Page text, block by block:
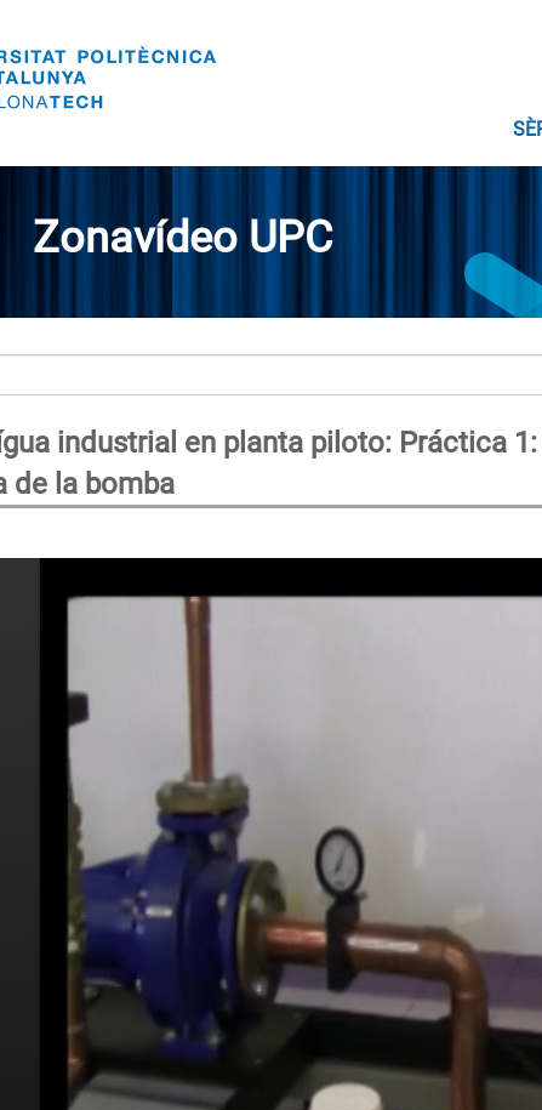
Zonavídeo UPC
industrial en planta piloto: Práctica
de la bomba